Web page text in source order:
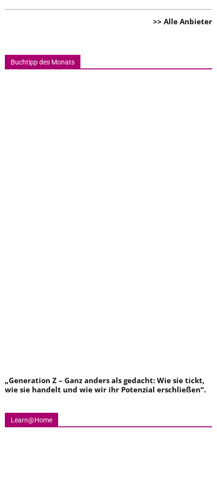
>> Alle Anbieter
Buchtipp des Monats
„Generation Z – Ganz anders als gedacht: Wie sie tickt,
wie sie handelt und wie wir ihr Potenzial erschließen“.
Learn@Home